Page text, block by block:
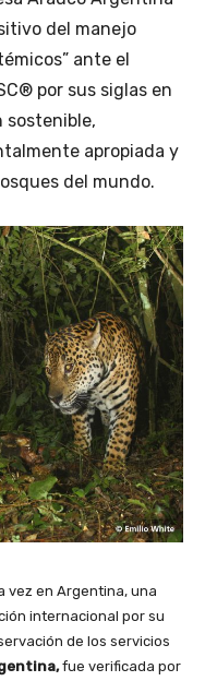
del manejo
ante el
por sus siglas en
sostenible,
apropiada y
del mundo.
vez en Argentina, una
internacional por su
de los servicios
fue verificada por